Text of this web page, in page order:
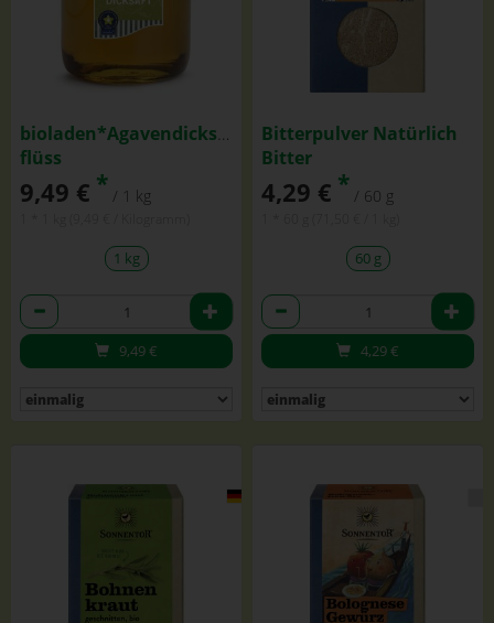
bioladen*Agavendicksaft,
flüss
9,49 € * / 1 kg
1 kg
Anzahl
9,49€
Bitterpulver Natürlich
Bitter
4,29 € * / 60 g
60 g
Anzahl
4,29€